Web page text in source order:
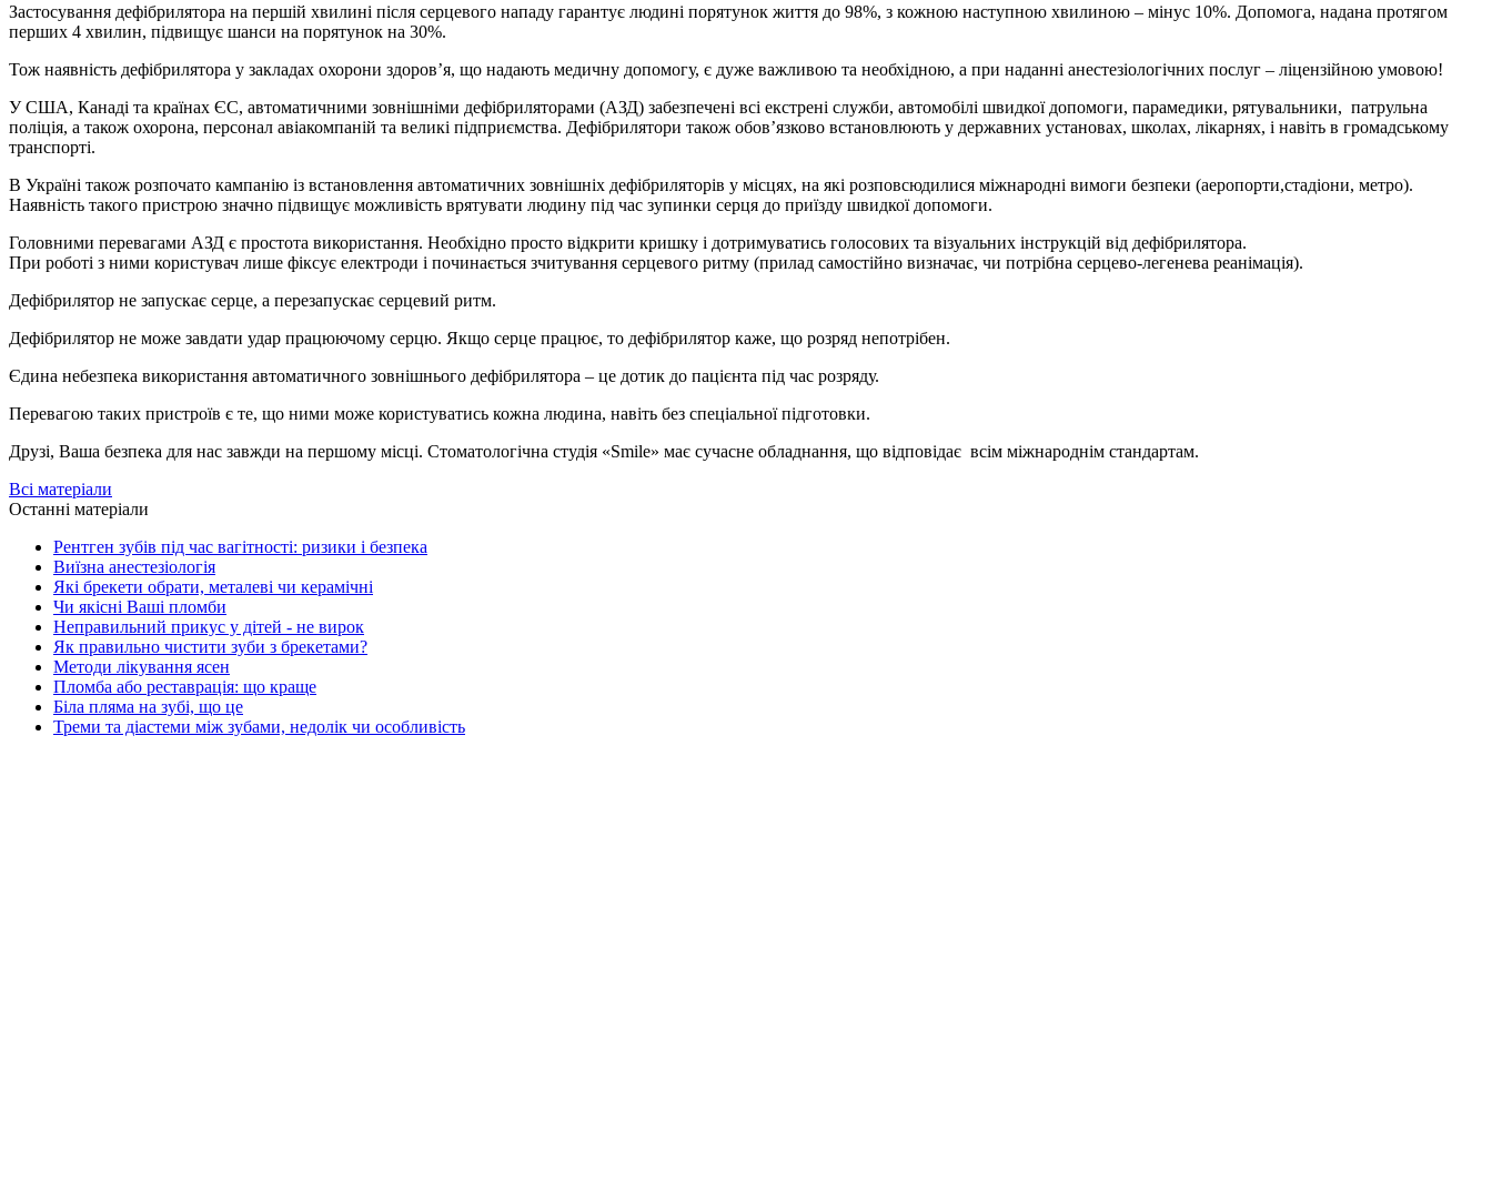
Застосування дефібрилятора на першій хвилині після серцевого нападу гарантує людині порятунок життя до 98%, з кожною наступною хвилиною – мінус 10%. Допомога, надана протягом
перших 4 хвилин, підвищує шанси на порятунок на 30%.
Тож наявність дефібрилятора у закладах охорони здоров’я, що надають медичну допомогу, є дуже важливою та необхідною, а при наданні анестезіологічних послуг – ліцензійною умовою!
У США, Канаді та країнах ЄС, автоматичними зовнішніми дефібриляторами (АЗД) забезпечені всі екстрені служби, автомобілі швидкої допомоги, парамедики, рятувальники, патрульна
поліція, а також охорона, персонал авіакомпаній та великі підприємства. Дефібрилятори також обов’язково встановлюють у державних установах, школах, лікарнях, і навіть в громадському
транспорті.
В Україні також розпочато кампанію із встановлення автоматичних зовнішніх дефібриляторів у місцях, на які розповсюдилися міжнародні вимоги безпеки (аеропорти,стадіони, метро).
Наявність такого пристрою значно підвищує можливість врятувати людину під час зупинки серця до приїзду швидкої допомоги.
Головними перевагами АЗД є простота використання. Необхідно просто відкрити кришку і дотримуватись голосових та візуальних інструкцій від дефібрилятора.
При роботі з ними користувач лише фіксує електроди і починається зчитування серцевого ритму (прилад самостійно визначає, чи потрібна серцево-легенева реанімація).
Дефібрилятор не запускає серце, а перезапускає серцевий ритм.
Дефібрилятор не може завдати удар працюючому серцю. Якщо серце працює, то дефібрилятор каже, що розряд непотрібен.
Єдина небезпека використання автоматичного зовнішнього дефібрилятора – це дотик до пацієнта під час розряду.
Перевагою таких пристроїв є те, що ними може користуватись кожна людина, навіть без спеціальної підготовки.
Друзі, Ваша безпека для нас завжди на першому місці. Стоматологічна студія «Smile» має сучасне обладнання, що відповідає всім міжнароднім стандартам.
Всі матеріали
Останні матеріали
Рентген зубів під час вагітності: ризики і безпека
Виїзна анестезіологія
Які брекети обрати, металеві чи керамічні
Чи якісні Ваші пломби
Неправильний прикус у дітей - не вирок
Як правильно чистити зуби з брекетами?
Методи лікування ясен
Пломба або реставрація: що краще
Біла пляма на зубі, що це
Треми та діастеми між зубами, недолік чи особливість